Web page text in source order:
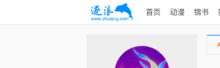
首页 动漫 锦书